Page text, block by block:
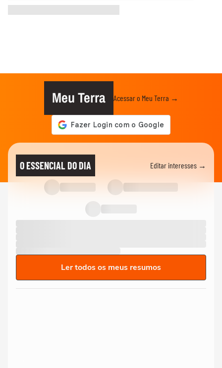
Meu Terra Acessar o Meu Terra →
O ESSENCIAL DO DIA Editar interesses →
Ler todos os meus resumos